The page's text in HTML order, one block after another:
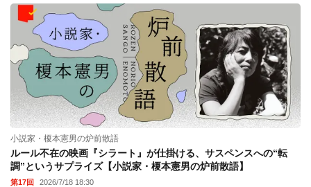
小説家・榎本憲男の炉前散語
ルール不在の映画『シラート』が仕掛ける、サスペンスへの“転
調”というサプライズ【小説家・榎本憲男の炉前散語】
第17回 2026/7/18 18:30